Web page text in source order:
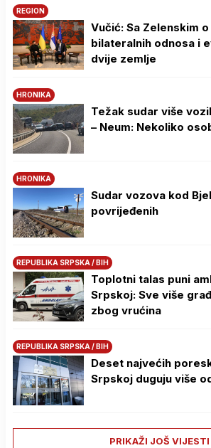
REGION
Vučić: Sa Zelenskim
bilateralnih odnosa i
dvije zemlje
HRONIKA
Težak sudar više
– Neum: Nekoliko
HRONIKA
Sudar vozova kod
povrijeđenih
REPUBLIKA SRPSKA / BIH
Toplotni talas puni
Srpskoj: Sve više
zbog vrućina
REPUBLIKA SRPSKA / BIH
Deset najvećih
Srpskoj duguju više
PRIKAŽI JOŠ VIJESTI